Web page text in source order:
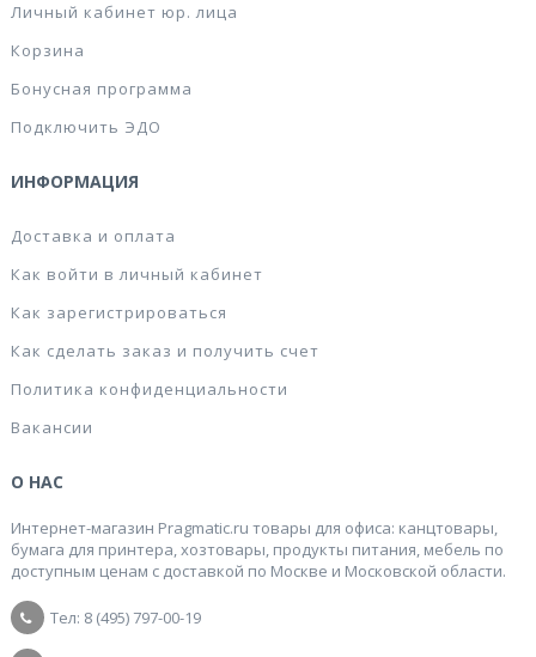
Личный кабинет юр. лица
Корзина
Бонусная программа
Подключить ЭДО
ИНФОРМАЦИЯ
Доставка и оплата
Как войти в личный кабинет
Как зарегистрироваться
Как сделать заказ и получить счет
Политика конфиденциальности
Вакансии
О НАС
Интернет-магазин Pragmatic.ru товары для офиса: канцтовары,
бумага для принтера, хозтовары, продукты питания, мебель по
доступным ценам с доставкой по Москве и Московской области.
Тел: 8 (495) 797-00-19